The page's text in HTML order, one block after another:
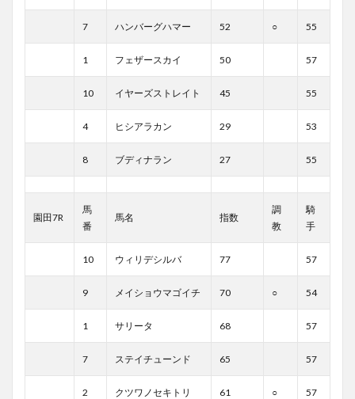
7 ハンバーグハマー 52 ○ 55
1 フェザースカイ 50 57
10 イヤーズストレイト 45 55
4 ヒシアラカン 29 53
8 ブディナラン 27 55
園田7R
馬
番
馬名 指数
調
教
騎
手
10 ウィリデシルバ 77 57
9 メイショウマゴイチ 70 ○ 54
1 サリータ 68 57
7 ステイチューンド 65 57
2 クツワノセキトリ 61 ○ 57